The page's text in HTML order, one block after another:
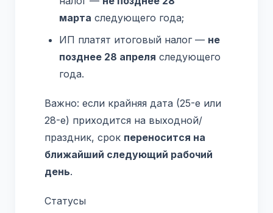
марта следующего года;
ИП платят итоговый налог — не
позднее 28 апреля следующего
года.
Важно: если крайняя дата (25-е или
28-е) приходится на выходной/
праздник, срок переносится на
ближайший следующий рабочий
день.
Статусы